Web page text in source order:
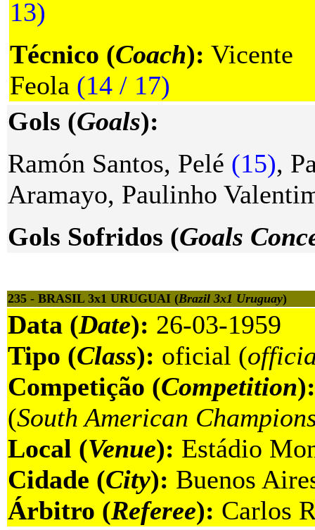
13)
Técnico (Coach): Vicente
Feola (14 / 17)
Gols (Goals):
Ramón Santos, Pelé (15),
Aramayo, Paulinho
Gols Sofridos (Goals
235 - BRASIL 3x1 URUGUAI (Brazil 3x1 Uruguay)
Data (Date): 26-03-1959
Tipo (Class): oficial (
Competição (Competition):
(South American
Local (Venue): Estádio
Cidade (City): Buenos
Árbitro (Referee): Carlos